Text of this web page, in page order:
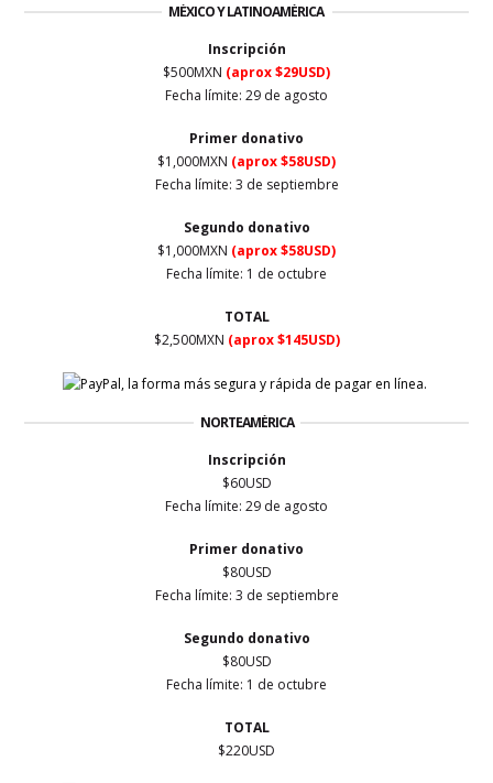
MÉXICO Y LATINOAMÉRICA
Inscripción
$500MXN (aprox $29USD)
Fecha límite: 29 de agosto
Primer donativo
$1,000MXN (aprox $58USD)
Fecha límite: 3 de septiembre
Segundo donativo
$1,000MXN (aprox $58USD)
Fecha límite: 1 de octubre
TOTAL
$2,500MXN (aprox $145USD)
NORTEAMÉRICA
Inscripción
$60USD
Fecha límite: 29 de agosto
Primer donativo
$80USD
Fecha límite: 3 de septiembre
Segundo donativo
$80USD
Fecha límite: 1 de octubre
TOTAL
$220USD